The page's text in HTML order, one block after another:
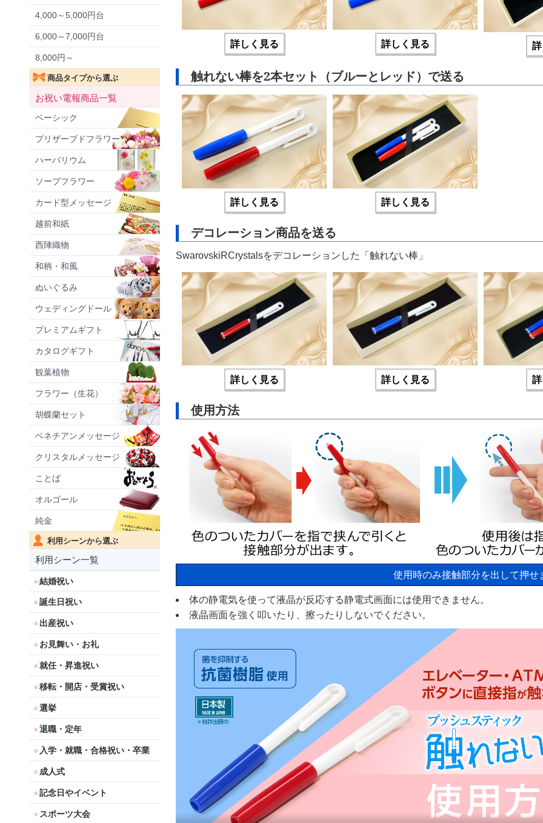
4,000～5,000円台
6,000～7,000円台
8,000円～
商品タイプから選ぶ
お祝い電報商品一覧
ベーシック
プリザーブドフラワー
ハーバリウム
ソープフラワー
カード型メッセージ
越前和紙
西陣織物
和柄・和風
ぬいぐるみ
ウェディングドール
プレミアムギフト
カタログギフト
観葉植物
フラワー（生花）
胡蝶蘭セット
ベネチアンメッセージ
クリスタルメッセージ
ことば
オルゴール
純金
利用シーンから選ぶ
利用シーン一覧
結婚祝い
誕生日祝い
出産祝い
お見舞い・お礼
就任・昇進祝い
移転・開店・受賞祝い
選挙
退職・定年
入学・就職・合格祝い・卒業
成人式
記念日やイベント
スポーツ大会
詳しく見る 詳しく見る
触れない棒を2本セット（ブルーとレッド）で送る
詳しく見る 詳しく見る
デコレーション商品を送る
SwarovskiRCrystalsをデコレーションした「触れない棒」
詳しく見る 詳しく見る
使用方法
使用時のみ接触部分を出して押せ
体の静電気を使って液晶が反応する静電式画面には使用できません。
液晶画面を強く叩いたり、擦ったりしないでください。